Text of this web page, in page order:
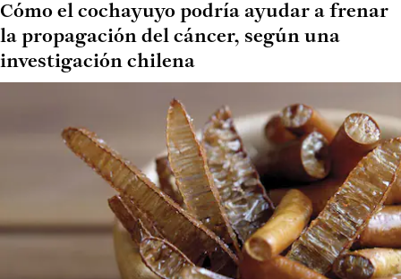
Cómo el cochayuyo podría ayudar a frenar
la propagación del cáncer, según una
investigación chilena